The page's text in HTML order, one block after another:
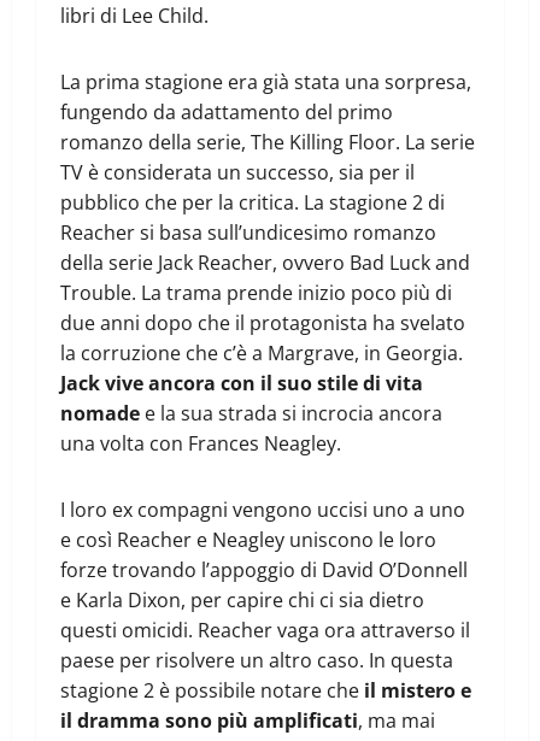
libri di Lee Child.
La prima stagione era già stata una sorpresa,
fungendo da adattamento del primo
romanzo della serie, The Killing Floor. La serie
TV è considerata un successo, sia per il
pubblico che per la critica. La stagione 2 di
Reacher si basa sull’undicesimo romanzo
della serie Jack Reacher, ovvero Bad Luck and
Trouble. La trama prende inizio poco più di
due anni dopo che il protagonista ha svelato
la corruzione che c’è a Margrave, in Georgia.
Jack vive ancora con il suo stile di vita
nomade e la sua strada si incrocia ancora
una volta con Frances Neagley.
I loro ex compagni vengono uccisi uno a uno
e così Reacher e Neagley uniscono le loro
forze trovando l’appoggio di David O’Donnell
e Karla Dixon, per capire chi ci sia dietro
questi omicidi. Reacher vaga ora attraverso il
paese per risolvere un altro caso. In questa
stagione 2 è possibile notare che il mistero e
il dramma sono più amplificati, ma mai